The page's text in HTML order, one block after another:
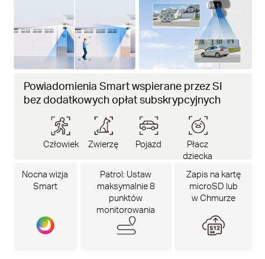
Powiadomienia Smart wspierane przez SI
bez dodatkowych opłat subskrypcyjnych
Człowiek Zwierzę Pojazd
Płacz
dziecka
Nocna wizja
Smart
Patrol: Ustaw
maksymalnie 8
punktów
monitorowania
Zapis na kartę
microSD lub
w Chmurze